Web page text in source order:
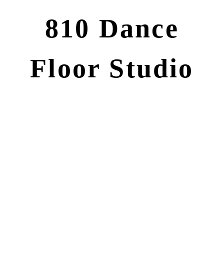
810 Dance
Floor Studio